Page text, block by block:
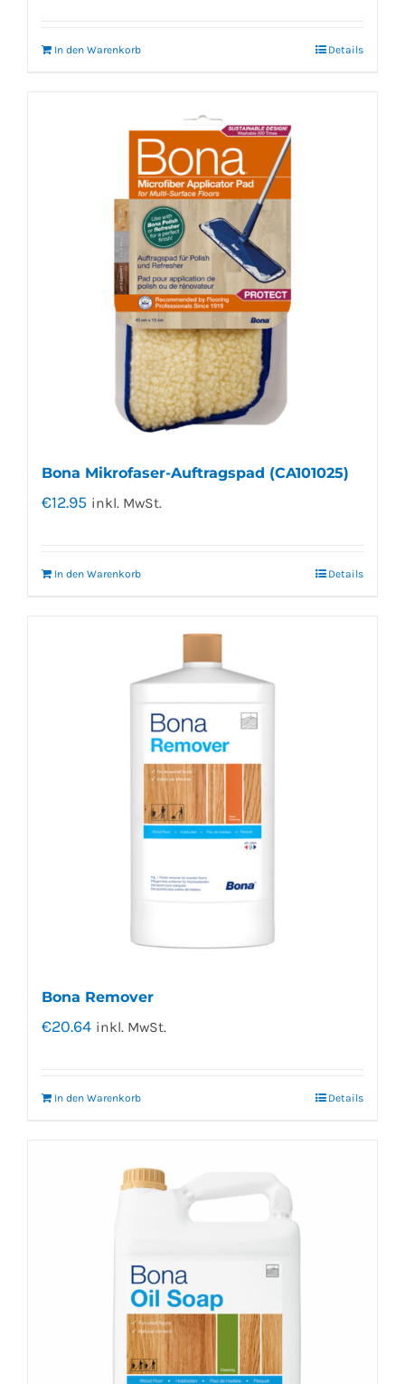
In den Warenkorb Details
Bona Mikrofaser-Auftragspad (CA101025)
€12.95 inkl. MwSt.
In den Warenkorb Details
Bona Remover
€20.64 inkl. MwSt.
In den Warenkorb Details